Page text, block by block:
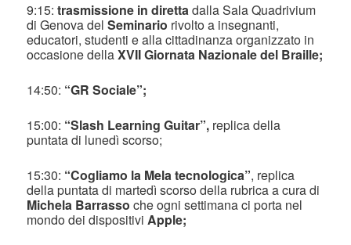
9:15:trasmissione in direttadalla Sala Quadrivium
di Genova delSeminario rivolto a insegnanti,
educatori, studenti e alla cittadinanza organizzato in
occasione dellaXVII Giornata Nazionale del Braille;
14:50: “GR Sociale”;
15:00: “Slash Learning Guitar”, replica della
puntata di lunedì scorso;
15:30: “Cogliamo la Mela tecnologica”, replica
della puntata di martedì scorso della rubrica a cura di
Michela Barrassoche ogni settimana ci porta nel
mondo dei dispositiviApple;